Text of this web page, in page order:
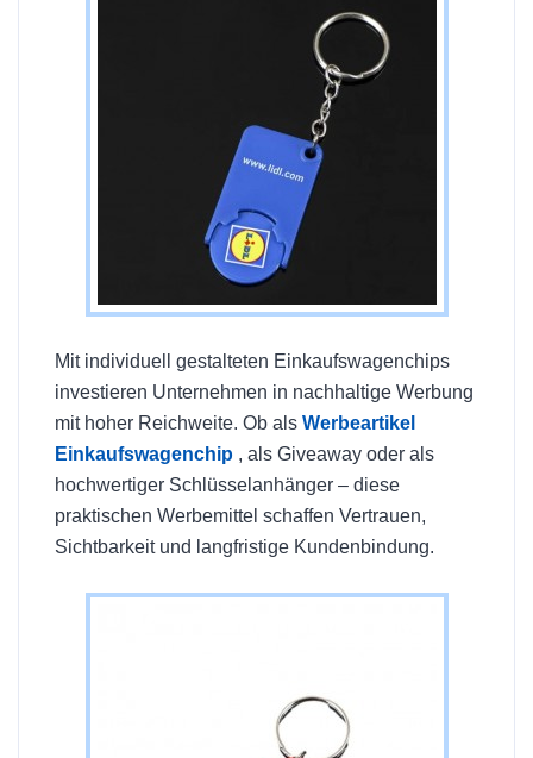
Mit individuell gestalteten Einkaufswagenchips
investieren Unternehmen in nachhaltige Werbung
mit hoher Reichweite. Ob als Werbeartikel
Einkaufswagenchip , als Giveaway oder als
hochwertiger Schlüsselanhänger – diese
praktischen Werbemittel schaffen Vertrauen,
Sichtbarkeit und langfristige Kundenbindung.